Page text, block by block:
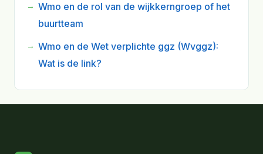
Wmo en de rol van de wijkkerngroep of het
buurtteam
Wmo en de Wet verplichte ggz (Wvggz):
Wat is de link?